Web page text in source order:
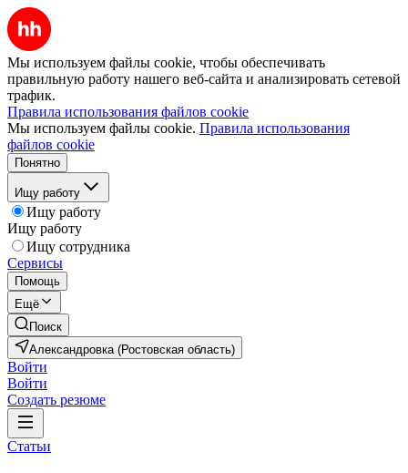
Мы используем файлы cookie, чтобы обеспечивать
правильную работу нашего веб-сайта и анализировать сетевой
трафик.
Правила использования файлов cookie
Мы используем файлы cookie. Правила использования
файлов cookie
Понятно
Ищу работу
Ищу работу
Ищу работу
Ищу сотрудника
Сервисы
Помощь
Ещё
Поиск
Александровка (Ростовская область)
Войти
Войти
Создать резюме
Статьи